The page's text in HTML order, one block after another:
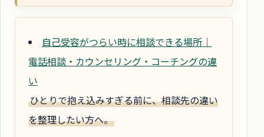
自己受容がつらい時に相談できる場所｜
電話相談・カウンセリング・コーチングの違
い
ひとりで抱え込みすぎる前に、相談先の違い
を整理したい方へ。